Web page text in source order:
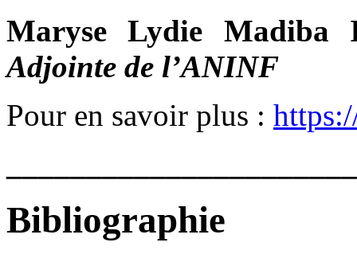
Maryse Lydie Madiba
Adjointe de l’ANINF
Pour en savoir plus :
Bibliographie